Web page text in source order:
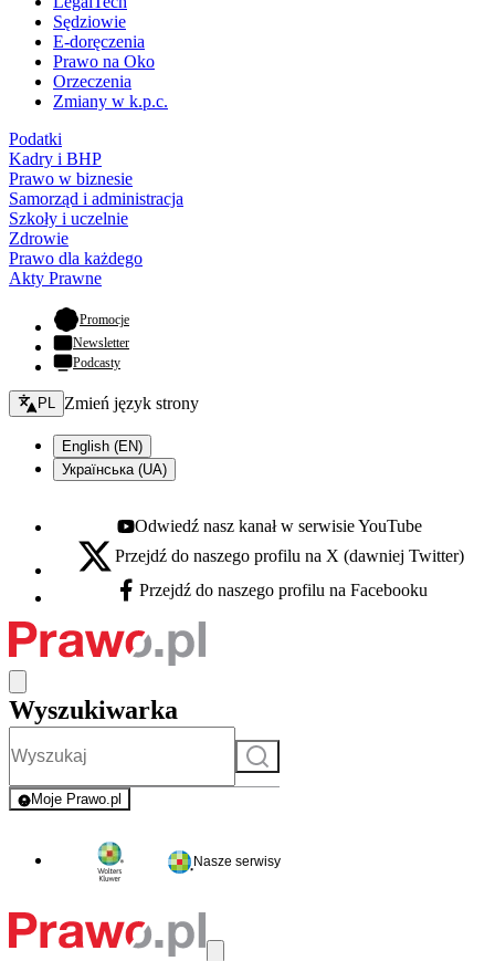
Sędziowie
E-doręczenia
Prawo na Oko
Orzeczenia
Zmiany w k.p.c.
Podatki
Kadry i BHP
Prawo w biznesie
Samorząd i administracja
Szkoły i uczelnie
Zdrowie
Prawo dla każdego
Akty Prawne
Promocje- otwiera się w nowej karcie
Newsletter
Podcasty
Zmień język - bieżący:
PL Zmień język strony
English (EN)
Українська (UA)
Youtube - otwiera się w nowej karcie
Odwiedź nasz kanał w serwisie YouTube
X - otwiera się w nowej karcie
Przejdź do naszego profilu na X (dawniej Twitter)
Facebook - otwiera się w nowej karcie
Przejdź do naszego profilu na Facebooku
Wyszukiwarka
Szukaj
Moje Prawo.pl
- rejestracja i logowanie do serwisu
Nasze serwisy